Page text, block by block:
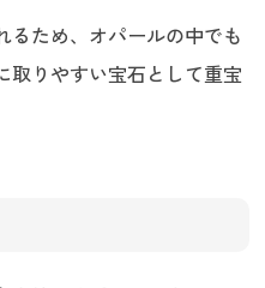
るため、オパールの中でも
取りやすい宝石として重宝